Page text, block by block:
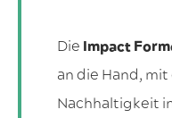
Die Impact
an die Hand,
Nachhaltigkeit